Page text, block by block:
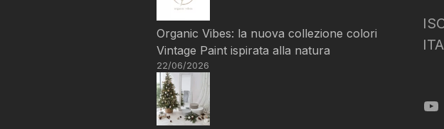
Organic Vibes: la nuova collezione colori
Vintage Paint ispirata alla natura
22/06/2026